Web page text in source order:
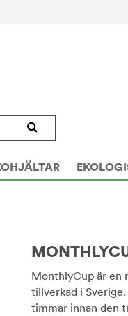
MonthlyCup är en
tillverkad i
timmar innan den